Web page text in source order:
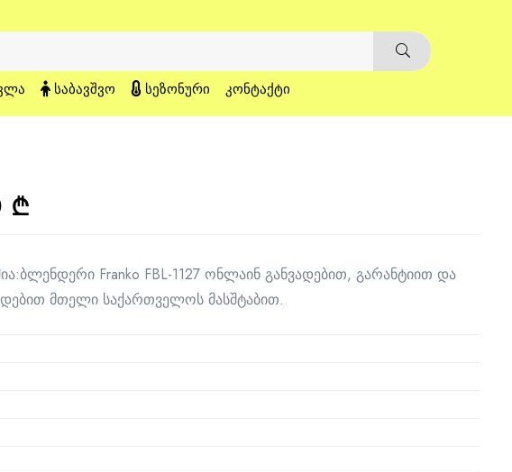
ᲡᲐᲑᲐᲕᲨᲕᲝ ᲡᲔᲖᲝᲜᲣᲠᲘ ᲙᲝᲜᲢᲐᲥᲢᲘ
₾
Franko FBL-1127 ონლაინ განვადებით, გარანტიით და
მთელი საქართველოს მასშტაბით.